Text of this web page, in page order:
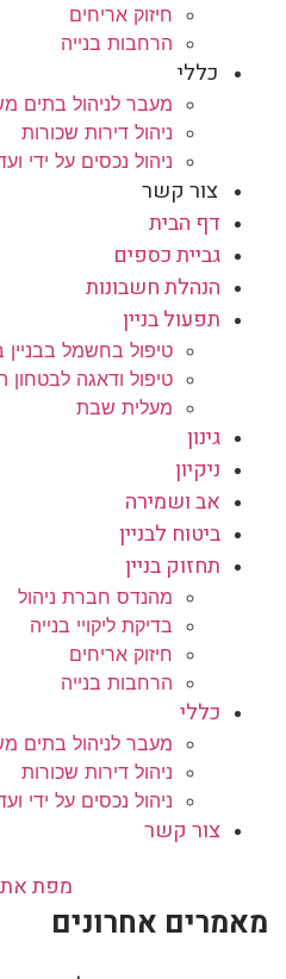
חיזוק אריחים
הרחבות בנייה
כללי
מעבר לניהול בתים
ניהול דירות שכורות
ניהול נכסים על ידי
צור קשר
דף הבית
גביית כספים
הנהלת חשבונות
תפעול בניין
טיפול בחשמל בבניין
טיפול ודאגה לבטחון
מעלית שבת
גינון
ניקיון
אב ושמירה
ביטוח לבניין
תחזוק בניין
מהנדס חברת ניהול
בדיקת ליקויי בנייה
חיזוק אריחים
הרחבות בנייה
כללי
מעבר לניהול בתים
ניהול דירות שכורות
ניהול נכסים על ידי
צור קשר
מפת
מאמרים אחרונים